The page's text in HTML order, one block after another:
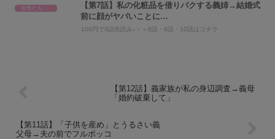
女性たちのスカッと話
【第7話】私の化粧品を借りパクする義姉→結婚式
前に顔がヤバいことに…
100円で3話先読み↓＞＞8話・9話・10話はコチラ
【第12話】義家族が私の身辺調査→義母
「婚約破棄して」
【第11話】「子供を産め」とうるさい義
父母→夫の前でフルボッコ